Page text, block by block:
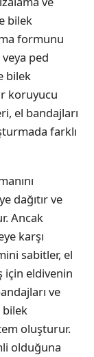
bilek
formunu
ped
bilek
koruyucu
el bandajları
farklı
dağıtır ve
Ancak
karşı
sabitler, el
için eldivenin
ve
bilek
oluşturur.
olduğuna